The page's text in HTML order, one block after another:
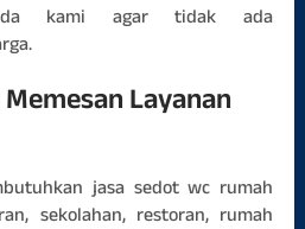
kami agar tidak ada
Layanan
jasa sedot wc rumah
sekolahan, restoran, rumah